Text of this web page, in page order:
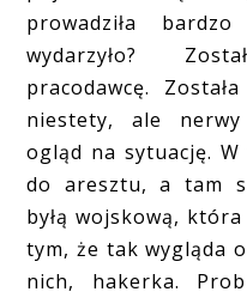
prowadziła
wydarzyło?
pracodawcę.
niestety, ale
ogląd na sytuację.
do aresztu, a tam
byłą wojskową,
tym, że tak wygląda
nich, hakerka.